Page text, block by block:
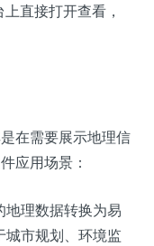
直接打开查看，
在需要展示地理信
应用场景：
地理数据转换为易
城市规划、环境监